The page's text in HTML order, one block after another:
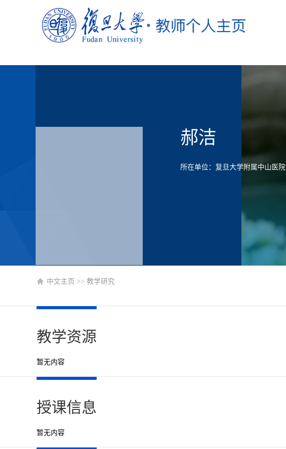
郝洁
所在单位：复旦大学附属中山医院
中文主页 >> 教学研究
教学资源
暂无内容
授课信息
暂无内容